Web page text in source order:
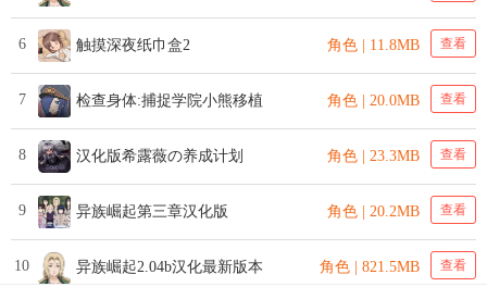
6 触摸深夜纸巾盒2 角色 | 11.8MB 查看
7 检查身体:捕捉学院小熊移植 角色 | 20.0MB 查看
8 汉化版希露薇の养成计划 角色 | 23.3MB 查看
9 异族崛起第三章汉化版 角色 | 20.2MB 查看
10 异族崛起2.04b汉化最新版本 角色 | 821.5MB 查看